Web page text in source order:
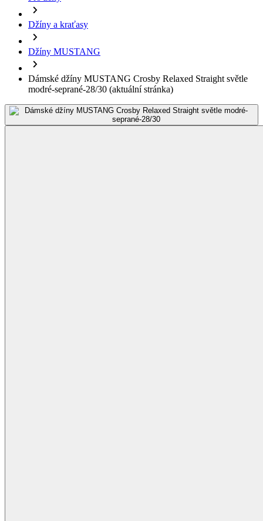
Džíny a kraťasy
Džíny MUSTANG
Dámské džíny MUSTANG Crosby Relaxed Straight světle
modré-seprané-28/30